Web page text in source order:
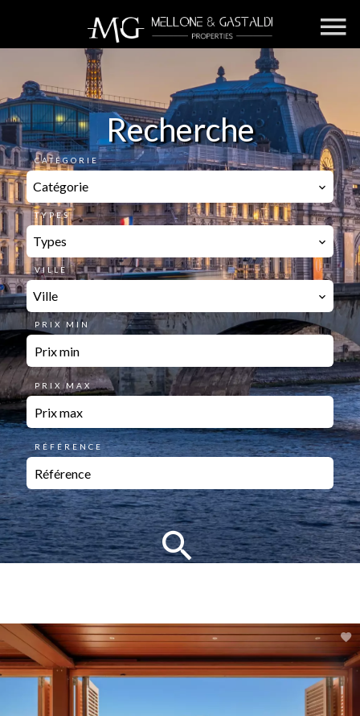
Recherche
CATÉGORIE
Catégorie
TYPES
Types
VILLE
Ville
PRIX MIN
PRIX MAX
RÉFÉRENCE